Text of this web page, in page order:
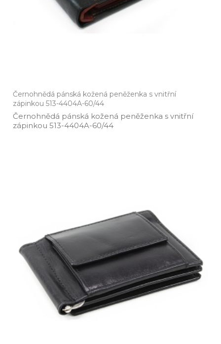
Černohnědá pánská kožená peněženka s vnitřní
zápinkou 513-4404A-60/44
Černohnědá pánská kožená peněženka s vnitřní
zápinkou 513­-4404A­-60/44